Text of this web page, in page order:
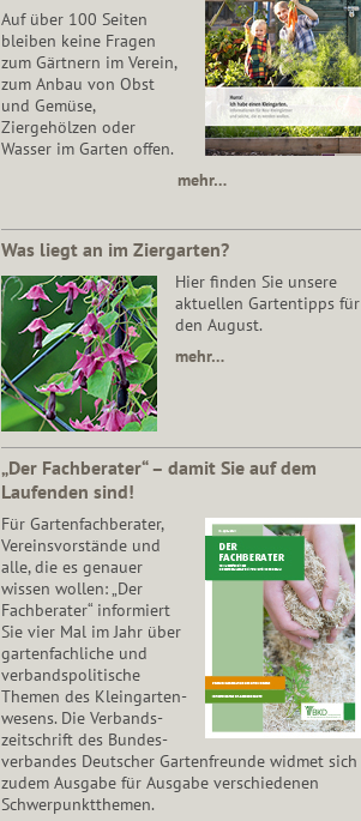
Auf über 100 Seiten
bleiben keine Fragen
zum Gärtnern im Verein,
zum Anbau von Obst
und Gemüse,
Ziergehölzen oder
Wasser im Garten offen.
mehr…
Was liegt an im Ziergarten?
Hier finden Sie unsere
aktuellen Gartentipps für
den August.
mehr…
„Der Fachberater“ – damit Sie auf dem
Laufenden sind!
Für Gartenfachberater,
Vereinsvorstände und
alle, die es genauer
wissen wollen: „Der
Fachberater“ informiert
Sie vier Mal im Jahr über
gartenfachliche und
verbandspolitische
Themen des Klein­gar­ten­
wesens. Die Ver­bands­
zeit­schrift des Bun­des­
ver­ban­des Deutscher Gartenfreunde widmet sich
zudem Ausgabe für Ausgabe verschiedenen
Schwer­punkt­the­men.